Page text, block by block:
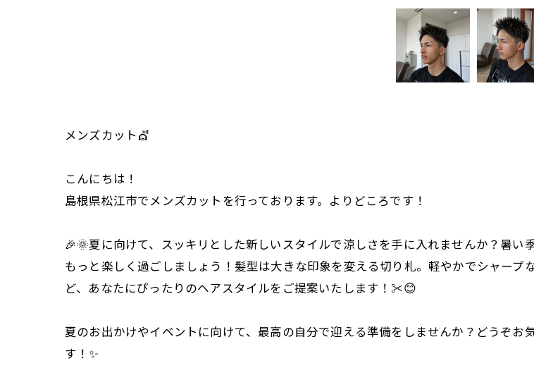
メンズカット💇
こんにちは！
島根県松江市でメンズカットを行っております。よりどころです！
🎉🌞夏に向けて、スッキリとした新しいスタイルで涼しさを手に入れませんか？暑い
もっと楽しく過ごしましょう！髪型は大きな印象を変える切り札。軽やかでシャー
ど、あなたにぴったりのヘアスタイルをご提案いたします！✂️😊
夏のお出かけやイベントに向けて、最高の自分で迎える準備をしませんか？どうぞ
す！✨